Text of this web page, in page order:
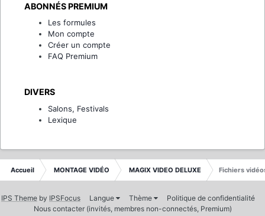
ABONNÉS PREMIUM
Les formules
Mon compte
Créer un compte
FAQ Premium
DIVERS
Salons, Festivals
Lexique
Accueil MONTAGE VIDÉO MAGIX VIDEO DELUXE Fichiers
IPS Theme by IPSFocus Langue Thème
Politique de confidentialité
Nous contacter (invités, membres non-connectés, Premium)